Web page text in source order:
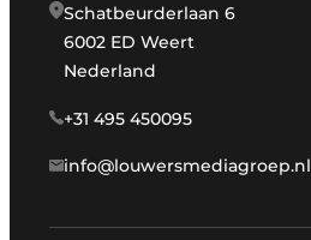
Schatbeurderlaan 6
6002 ED Weert
Nederland
+31 495 450095
info@louwersmediagroep.nl